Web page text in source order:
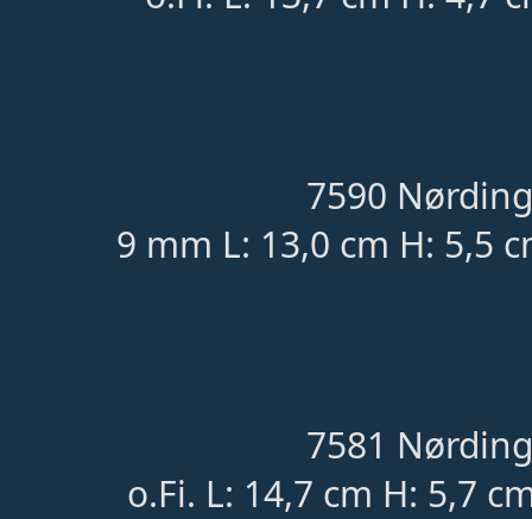
7590
9 mm L: 13,0 cm H: 5,5
7581
o.Fi. L: 14,7 cm H: 5,7